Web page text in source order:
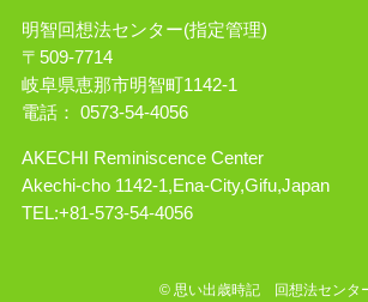
明智回想法センター(指定管理)
〒509-7714
岐阜県恵那市明智町1142-1
電話： 0573-54-4056
AKECHI Reminiscence Center
Akechi-cho 1142-1,Ena-City,Gifu,Japan
TEL:+81-573-54-4056
©思い出歳時記 回想法センタ